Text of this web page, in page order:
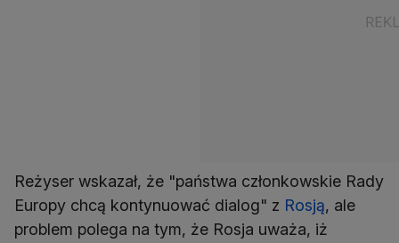
Reżyser wskazał, że "państwa członkowskie Rady
Europy chcą kontynuować dialog" z Rosją, ale
problem polega na tym, że Rosja uważa, iż